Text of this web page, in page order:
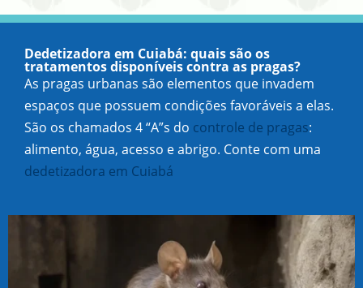
Dedetizadora em Cuiabá: quais são os
tratamentos disponíveis contra as pragas?
As pragas urbanas são elementos que invadem
espaços que possuem condições favoráveis a elas.
São os chamados 4 “A”s do controle de pragas:
alimento, água, acesso e abrigo. Conte com uma
dedetizadora em Cuiabá